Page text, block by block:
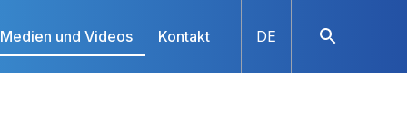
Medien und Videos Kontakt DE